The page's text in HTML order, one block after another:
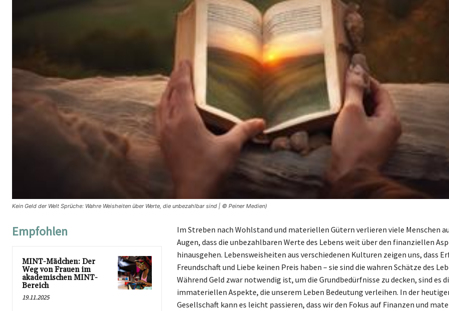
Kein Geld der Welt Sprüche: Wahre Weisheiten über Werte, die unbezahlbar sind | © Peiner Medien)
Empfohlen
MINT-Mädchen: Der
Weg von Frauen im
akademischen MINT-
Bereich
19.11.2025
Im Streben nach Wohlstand und materiellen Gütern verlieren viele Menschen
Augen, dass die unbezahlbaren Werte des Lebens weit über den finanziellen
hinausgehen. Lebensweisheiten aus verschiedenen Kulturen zeigen uns, dass
Freundschaft und Liebe keinen Preis haben – sie sind die wahren Schätze des
Während Geld zwar notwendig ist, um die Grundbedürfnisse zu decken, sind es
immateriellen Aspekte, die unserem Leben Bedeutung verleihen. In der
Gesellschaft kann es leicht passieren, dass wir den Fokus auf Finanzen und